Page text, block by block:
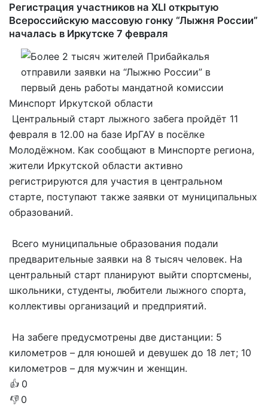
Регистрация участников на XLI открытую
Всероссийскую массовую гонку “Лыжня России”
началась в Иркутске 7 февраля
Минспорт Иркутской области
Центральный старт лыжного забега пройдёт 11
февраля в 12.00 на базе ИрГАУ в посёлке
Молодёжном. Как сообщают в Минспорте региона,
жители Иркутской области активно
регистрируются для участия в центральном
старте, поступают также заявки от муниципальных
образований.
Всего муниципальные образования подали
предварительные заявки на 8 тысяч человек. На
центральный старт планируют выйти спортсмены,
школьники, студенты, любители лыжного спорта,
коллективы организаций и предприятий.
На забеге предусмотрены две дистанции: 5
километров – для юношей и девушек до 18 лет; 10
километров – для мужчин и женщин.
👍 0
👎 0